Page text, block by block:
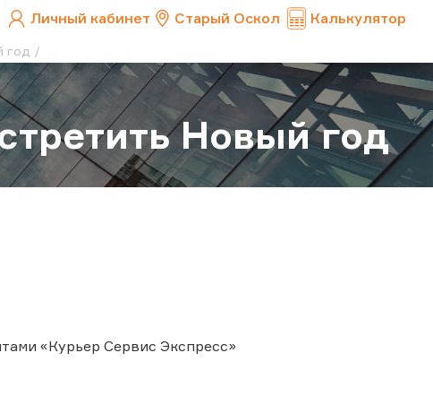
Личный кабинет Старый Оскол Калькулятор
год
Новый год
«Курьер Сервис Экспресс»